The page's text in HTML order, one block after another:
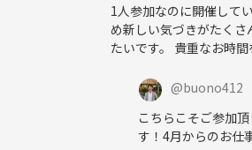
1人参加なのに開催して
め新しい気づきがたく
たいです。 貴重なお時
@buono412
こちらこそご参加
す！4月からのお仕